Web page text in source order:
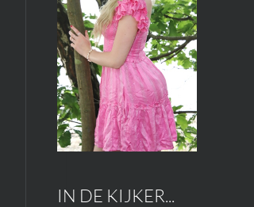
IN DE KIJKER...